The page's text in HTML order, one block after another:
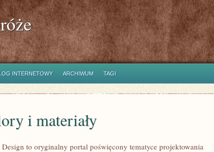
INTERNETOWY ARCHIWUM TAGI
i materiały
to oryginalny portal poświęcony tematyce projektowania